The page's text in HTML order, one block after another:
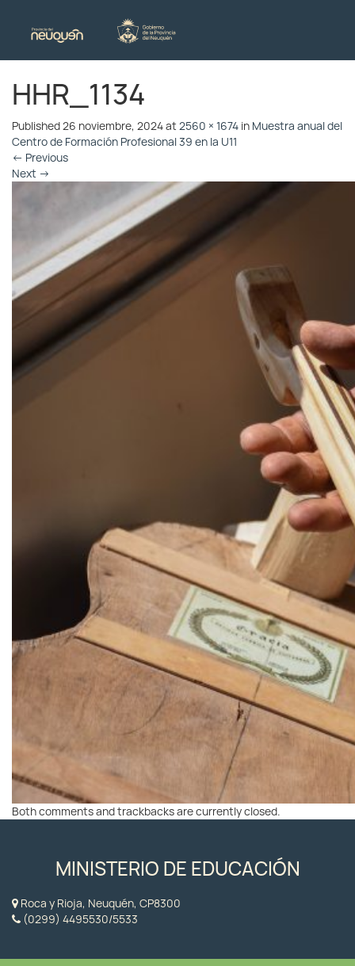
HHR_1134
Published26 noviembre, 2024at 2560 × 1674 in Muestra anual del
Centro de Formación Profesional 39 en la U11
← Previous
Next →
Both comments and trackbacks are currently closed.
MINISTERIO DE EDUCACIÓN
Roca y Rioja, Neuquén, CP8300
(0299) 4495530/5533